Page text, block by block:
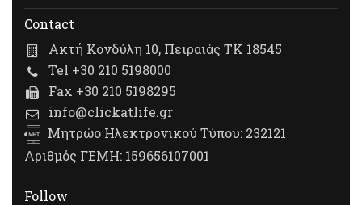
Contact
Ακτή Κονδύλη 10, Πειραιάς ΤΚ 18545
Tel +30 210 5198000
Fax +30 210 5198295
info@clickatlife.gr
Μητρώο Ηλεκτρονικού Τύπου: 232121
Αριθμός ΓΕΜΗ: 159656107001
Follow